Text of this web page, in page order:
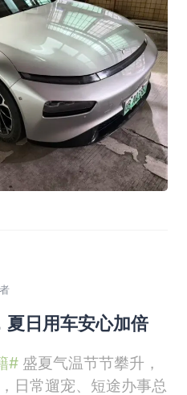
对标雅阁、凯美瑞
夏日用车安心加倍
#盛夏气温节节攀升，
日常遛宠、短途办事总